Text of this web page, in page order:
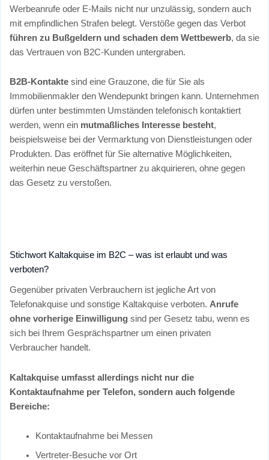
Werbeanrufe oder E-Mails nicht nur unzulässig, sondern auch
mit empfindlichen Strafen belegt. Verstöße gegen das Verbot
führen zu Bußgeldern und schaden dem Wettbewerb, da sie
das Vertrauen von B2C-Kunden untergraben.
B2B-Kontaktesind eine Grauzone, die für Sie als
Immobilienmakler den Wendepunkt bringen kann. Unternehmen
dürfen unter bestimmten Umständen telefonisch kontaktiert
werden, wenn ein mutmaßliches Interesse besteht,
beispielsweise bei der Vermarktung von Dienstleistungen oder
Produkten. Das eröffnet für Sie alternative Möglichkeiten,
weiterhin neue Geschäftspartner zu akquirieren, ohne gegen
das Gesetz zu verstoßen.
Stichwort Kaltakquise im B2C – was ist erlaubt und was
verboten?
Gegenüber privaten Verbrauchern ist jegliche Art von
Telefonakquise und sonstige Kaltakquise verboten. Anrufe
ohne vorherige Einwilligungsind per Gesetz tabu, wenn es
sich bei Ihrem Gesprächspartner um einen privaten
Verbraucher handelt.
Kaltakquise umfasst allerdings nicht nur die
Kontaktaufnahme per Telefon, sondern auch folgende
Bereiche:
Kontaktaufnahme bei Messen
Vertreter-Besuche vor Ort